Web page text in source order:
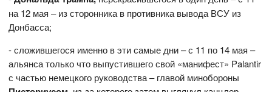
на 12 мая – из сторонника в противника вывода ВСУ из
Донбасса;
- сложившегося именно в эти самые дни – с 11 по 14 мая –
альянса только что выпустившего свой «манифест» Palantir
с частью немецкого руководства – главой минобороны